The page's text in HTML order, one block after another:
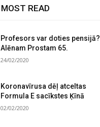
MOST READ
Profesors var doties pensijā?
Alēnam Prostam 65.
24/02/2020
Koronavīrusa dēļ atceltas
Formula E sacīkstes Ķīnā
02/02/2020